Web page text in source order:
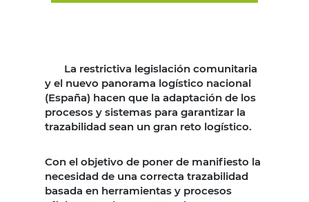
La restrictiva legislación comunitaria
y el nuevo panorama logístico nacional
(España) hacen que la adaptación de los
procesos y sistemas para garantizar la
trazabilidad sean un gran reto logístico.
Con el objetivo de poner de manifiesto la
necesidad de una correcta trazabilidad
basada en herramientas y procesos